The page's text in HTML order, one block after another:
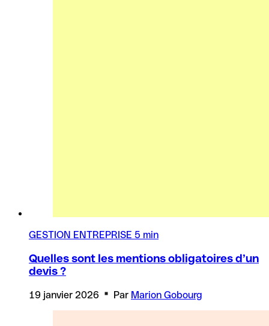
GESTION ENTREPRISE 5 min
Quelles sont les mentions obligatoires d’un
devis ?
19 janvier 2026 Par Marion Gobourg